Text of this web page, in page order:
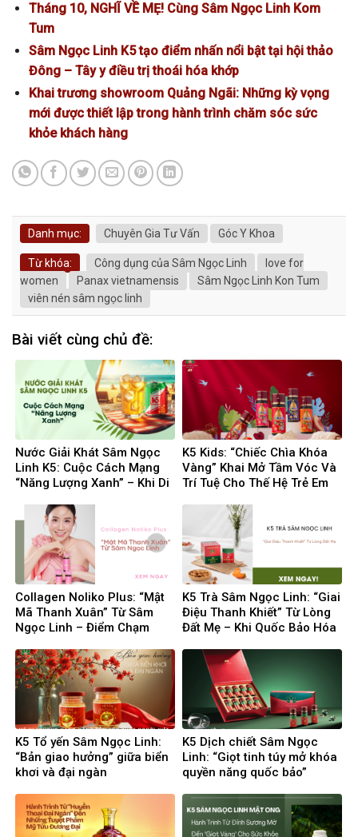
Tháng 10, NGHĨ VỀ MẸ! Cùng Sâm Ngọc Linh Kom
Tum
Sâm Ngọc Linh K5 tạo điểm nhấn nổi bật tại hội thảo
Đông – Tây y điều trị thoái hóa khớp
Khai trương showroom Quảng Ngãi: Những kỳ vọng
mới được thiết lập trong hành trình chăm sóc sức
khỏe khách hàng
Danh mục: Chuyên Gia Tư Vấn Góc Y Khoa
Từ khóa: Công dụng của Sâm Ngọc Linh
love for
women
Panax vietnamensis
Sâm Ngọc Linh Kon Tum
viên nén sâm ngọc linh
Bài viết cùng chủ đề:
Nước Giải Khát Sâm Ngọc
Linh K5: Cuộc Cách Mạng
“Năng Lượng Xanh” – Khi Di
Thành Sức Mạnh Đường
K5 Kids: “Chiếc Chìa Khóa
Vàng” Khai Mở Tầm Vóc Và
Trí Tuệ Cho Thế Hệ Trẻ Em
Collagen Noliko Plus: “Mật
Mã Thanh Xuân” Từ Sâm
Ngọc Linh – Điểm Chạm
Và Công Nghệ Làm Đẹp
Hiện Đại
K5 Trà Sâm Ngọc Linh: “Giai
Điệu Thanh Khiết” Từ Lòng
Đất Mẹ – Khi Quốc Bảo Hóa
Chăm Sóc Thân – Tâm – Trí
K5 Tổ yến Sâm Ngọc Linh:
“Bản giao hưởng” giữa biển
khơi và đại ngàn
K5 Dịch chiết Sâm Ngọc
Linh: “Giọt tinh túy mở khóa
quyền năng quốc bảo”